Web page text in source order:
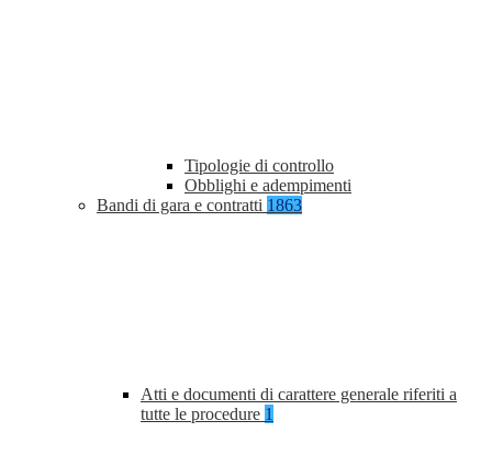
Tipologie di controllo
Obblighi e adempimenti
Bandi di gara e contratti 1863
Atti e documenti di carattere generale riferiti a
tutte le procedure 1